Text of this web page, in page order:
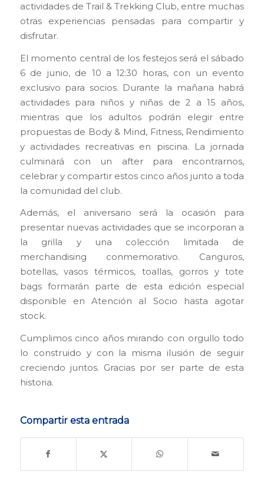
actividades de Trail & Trekking Club, entre muchas
otras experiencias pensadas para compartir y
disfrutar.
El momento central de los festejos será el sábado
6 de junio, de 10 a 12:30 horas, con un evento
exclusivo para socios. Durante la mañana habrá
actividades para niños y niñas de 2 a 15 años,
mientras que los adultos podrán elegir entre
propuestas de Body & Mind, Fitness, Rendimiento
y actividades recreativas en piscina. La jornada
culminará con un after para encontrarnos,
celebrar y compartir estos cinco años junto a toda
la comunidad del club.
Además, el aniversario será la ocasión para
presentar nuevas actividades que se incorporan a
la grilla y una colección limitada de
merchandising conmemorativo. Canguros,
botellas, vasos térmicos, toallas, gorros y tote
bags formarán parte de esta edición especial
disponible en Atención al Socio hasta agotar
stock.
Cumplimos cinco años mirando con orgullo todo
lo construido y con la misma ilusión de seguir
creciendo juntos. Gracias por ser parte de esta
historia.
Compartir esta entrada